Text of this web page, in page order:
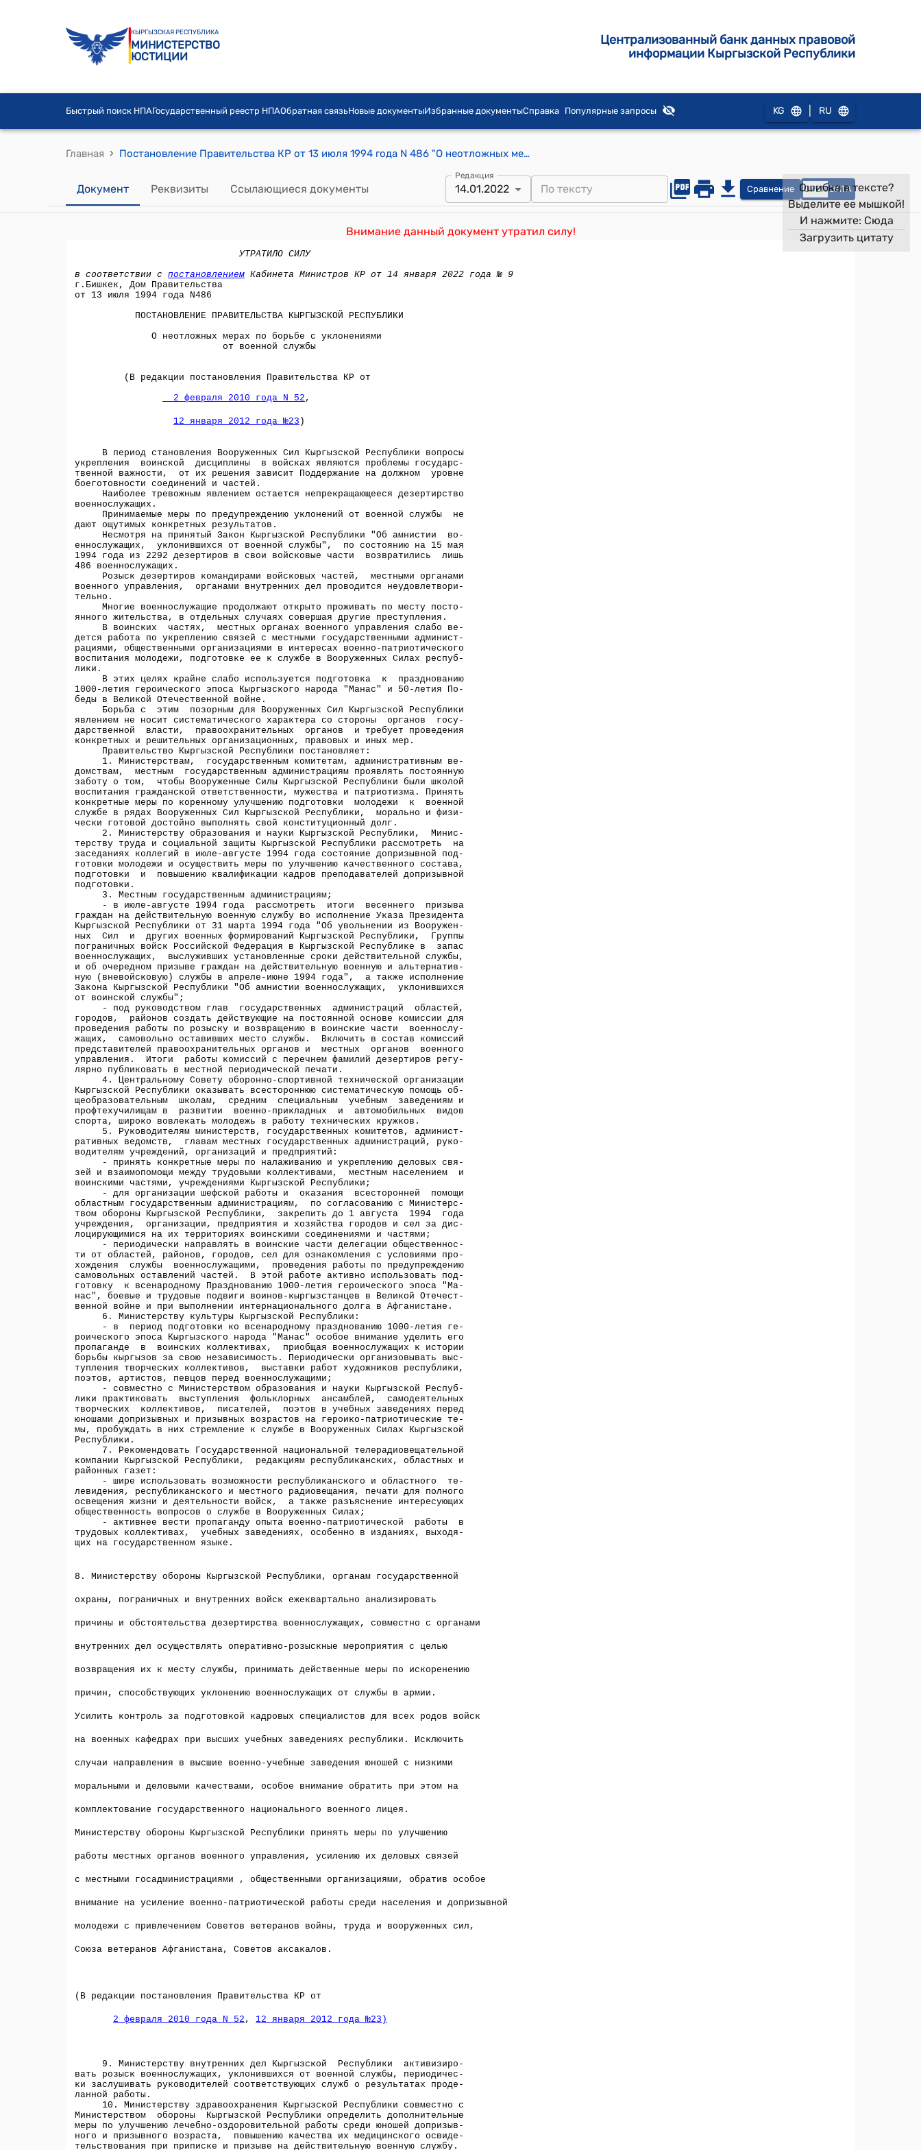
КЫРГЫЗСКАЯ РЕСПУБЛИКА
МИНИСТЕРСТВО
ЮСТИЦИИ
Централизованный банк данных правовой
информации Кыргызской Республики
Быстрый поиск НПАГосударственный реестр НПАОбратная связьНовые документыИзбранные документыСправка Популярные запросы KG RU
Главная › Постановление Правительства КР от 13 июля 1994 года N 486 "О неотложных мерах по борьбе с уклонениями от военной службы"
Документ Реквизиты Ссылающиеся документы
Редакция
14.01.2022 Сравнение OPEN DATA
Внимание данный документ утратил силу!
Ошибка в тексте?
Выделите ее мышкой!
И нажмите: Сюда
Загрузить цитату